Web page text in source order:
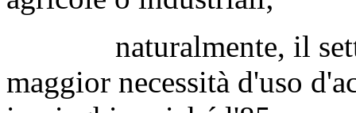
naturalmente, il
maggior necessità d'uso